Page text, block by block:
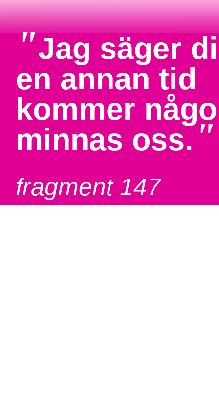
"Jag säger
en annan tid
kommer
minnas oss."
fragment 147